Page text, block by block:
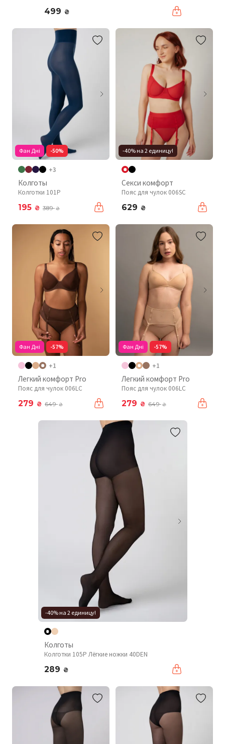
499 ₴
Фан Дні -50%
+3
Колготы
Колготки 101P
195 ₴ 389₴
-40% на 2 единицу!
Секси комфорт
Пояс для чулок 006SC
629 ₴
Фан Дні -57%
+1
Легкий комфорт Pro
Пояс для чулок 006LC
279 ₴ 649₴
Фан Дні -57%
+1
Легкий комфорт Pro
Пояс для чулок 006LC
279 ₴ 649₴
-40% на 2 единицу!
Колготы
Колготки 105P Лёгкие ножки 40DEN
289 ₴